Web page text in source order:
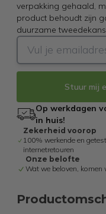
verpakking gehaald,
product behoudt zijn
duurzame
Stuur mij
Op werkdagen
in huis!
Zekerheid voorop
100% werkende en
internetretouren
Onze belofte
Wat we beloven, komen